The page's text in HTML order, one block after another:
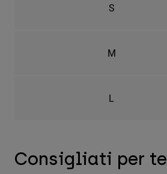
S
M
L
Consigliati per te